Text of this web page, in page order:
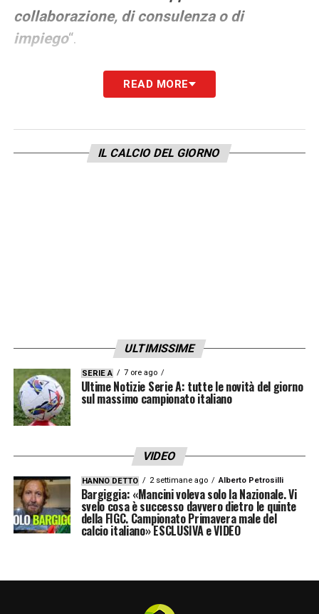
collaborazione, di consulenza o di
impiego“.
A tal proposito, la nota dell’Autorità precisa
in modo perentorio la natura del ruolo in
della disposizione gli incarichi di
presidente o di membro di organi collegiali
chiude definitivamente il caso con queste
esatte parole: “Ne consegue che, nel caso di
specie, – conclude l’Anticorruzione –
difetta uno dei presupposti di applicabilità
successive prevista dall’articolo 3, comma
3-bis, decreto-legge n. 25/2025, con ciò
rendendo non necessario l’esame degli
ulteriori presupposti richiesti dalla
READ MORE
IL CALCIO DEL GIORNO
ULTIMISSIME
SERIE A 7 ore ago
Ultime Notizie Serie A: tutte le novità del giorno
sul massimo campionato italiano
VIDEO
HANNO DETTO 2 settimane ago Alberto Petrosilli
Bargiggia: «Mancini voleva solo la Nazionale. Vi
svelo cosa è successo davvero dietro le quinte
della FIGC. Campionato Primavera male del
calcio italiano» ESCLUSIVA e VIDEO